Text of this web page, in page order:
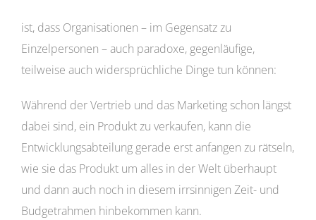
ist, dass Organisationen – im Gegensatz zu
Einzelpersonen – auch paradoxe, gegenläufige,
teilweise auch widersprüchliche Dinge tun können:
Während der Vertrieb und das Marketing schon längst
dabei sind, ein Produkt zu verkaufen, kann die
Entwicklungsabteilung gerade erst anfangen zu rätseln,
wie sie das Produkt um alles in der Welt überhaupt
und dann auch noch in diesem irrsinnigen Zeit- und
Budgetrahmen hinbekommen kann.